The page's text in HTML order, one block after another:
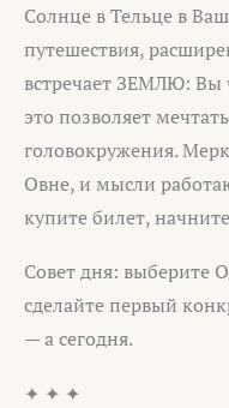
Солнце в Тельце в
путешествия,
встречает ЗЕМЛЮ: Вы
это позволяет
головокружения.
Овне, и мысли
купите билет,
Совет дня: выберите
сделайте первый
— а сегодня.
✦ ✦ ✦